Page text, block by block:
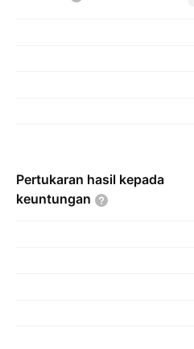
Pertukaran hasil kepada
keuntungan